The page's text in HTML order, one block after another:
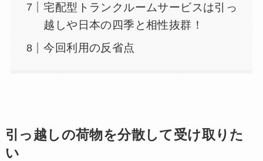
宅配型トランクルームサービスは引っ
越しや日本の四季と相性抜群！
今回利用の反省点
引っ越しの荷物を分散して受け取りた
い